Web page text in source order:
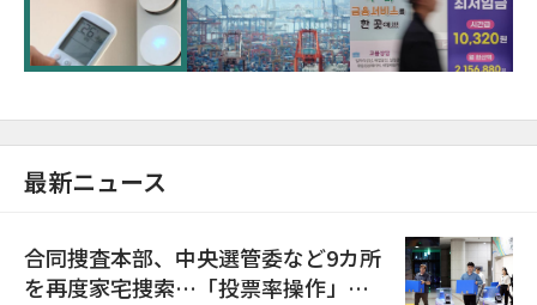
に需給対応体制を点検
最新ニュース
合同捜査本部、中央選管委など9カ所
を再度家宅捜索…「投票率操作」の